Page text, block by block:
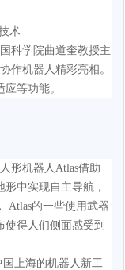
术
科学院曲道奎教授主
作机器人精彩亮相。
等功能。
形机器人Atlas借助
中实现自主导航，
Atlas的一些使用武器
得人们侧面感受到
上海的机器人新工